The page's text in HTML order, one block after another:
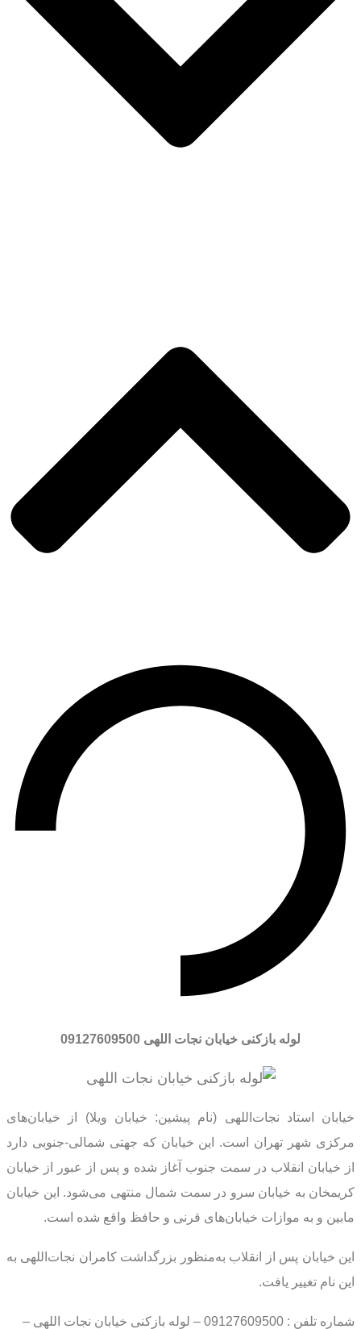
لوله بازکنی خیابان نجات اللهی 09127609500
خیابان استاد نجات‌اللهی (نام پیشین: خیابان ویلا) از خیابان‌های
مرکزی شهر تهران است. این خیابان که جهتی شمالی-جنوبی دارد
از خیابان انقلاب در سمت جنوب آغاز شده و پس از عبور از خیابان
کریمخان به خیابان سرو در سمت شمال منتهی می‌شود. این خیابان
مابین و به موازات خیابان‌های قرنی و حافظ واقع شده است.
این خیابان پس از انقلاب به‌منظور بزرگداشت کامران نجات‌اللهی به
این نام تغییر یافت.
شماره تلفن : 09127609500 – لوله بازکنی خیابان نجات اللهی –